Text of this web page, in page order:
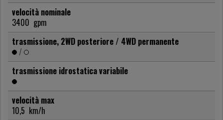
velocità nominale
3400 gpm
trasmissione, 2WD posteriore / 4WD permanente
/
trasmissione idrostatica variabile
velocità max
10,5 km/h